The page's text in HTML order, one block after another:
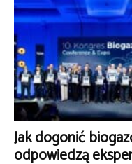
Jak dogonić
odpowiedzą